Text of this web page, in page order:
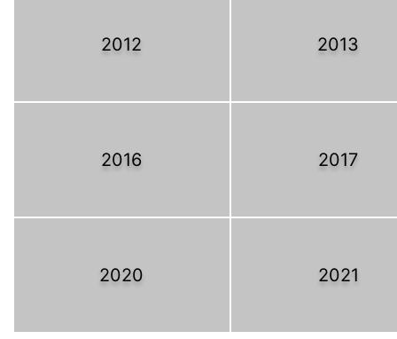
2012 2013
2016 2017
2020 2021